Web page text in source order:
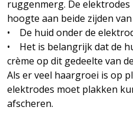
ruggenmerg. De
hoogte aan beide zijden
• De huid onder de
• Het is belangrijk dat de
crème op dit gedeelte van
Als er veel haargroei is op
elektrodes moet plakken
afscheren.